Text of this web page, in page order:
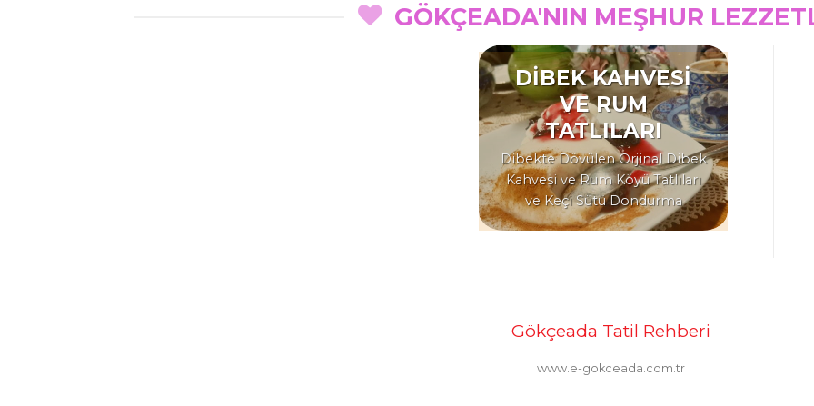
GÖKÇEADA'NIN MEŞHUR
DİBEK KAHVESİ
VE RUM
TATLILARI
Dibekte Dövülen Orjinal Dibek
Kahvesi ve Rum Köyü Tatlıları
ve Keçi Sütü Dondurma
Gökçeada Tatil Rehberi
www.e-gokceada.com.tr